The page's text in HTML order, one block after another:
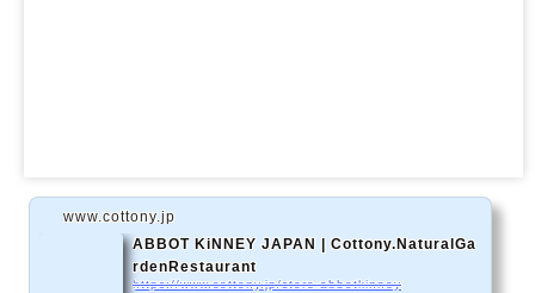
www.cottony.jp
ABBOT KiNNEY JAPAN | Cottony.NaturalGa
rdenRestaurant
https://www.cottony.jp/store-abbotkinney